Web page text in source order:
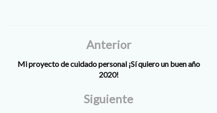
Anterior
Mi proyecto de cuidado personal ¡Sí quiero un buen año
2020!
Siguiente